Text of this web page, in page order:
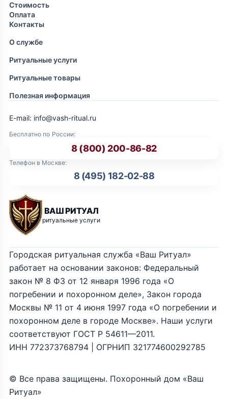
Стоимость
Оплата
Контакты
О службе
Ритуальные услуги
Ритуальные товары
Полезная информация
ВАШ РИТУАЛ
ритуальные услуги
Бесплатно по России:
8 (800) 200-86-82
Телефон в Москве:
8 (495) 182-02-88
E-mail: info@vash-ritual.ru
© Все права защищены. Похоронный дом «Ваш
Ритуал»
Городская ритуальная служба «Ваш Ритуал»
работает на основании законов: Федеральный
закон № 8 ФЗ от 12 января 1996 года «О
погребении и похоронном деле», Закон города
Москвы № 11 от 4 июня 1997 года «О погребении и
похоронном деле в городе Москве». Наши услуги
соответствуют ГОСТ Р 54611—2011.
ИНН 772373768794 | ОГРНИП 321774600292785